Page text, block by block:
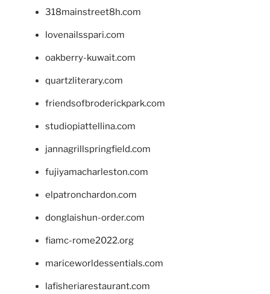
318mainstreet8h.com
lovenailsspari.com
oakberry-kuwait.com
quartzliterary.com
friendsofbroderickpark.com
studiopiattellina.com
jannagrillspringfield.com
fujiyamacharleston.com
elpatronchardon.com
donglaishun-order.com
fiamc-rome2022.org
mariceworldessentials.com
lafisheriarestaurant.com